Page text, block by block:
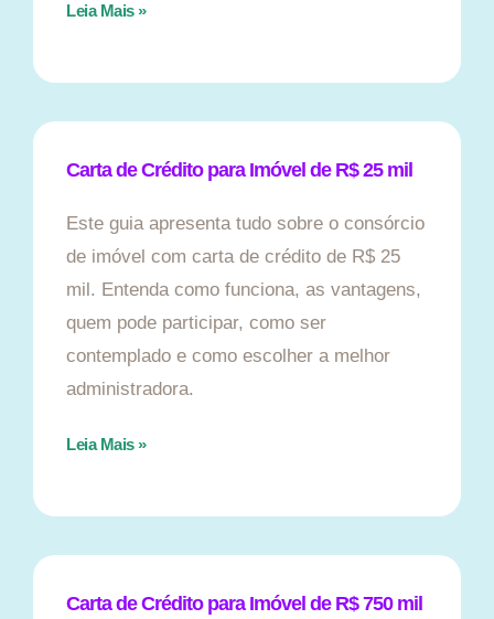
Leia Mais »
Carta de Crédito para Imóvel de R$ 25 mil
Este guia apresenta tudo sobre o consórcio
de imóvel com carta de crédito de R$ 25
mil. Entenda como funciona, as vantagens,
quem pode participar, como ser
contemplado e como escolher a melhor
administradora.
Leia Mais »
Carta de Crédito para Imóvel de R$ 750 mil